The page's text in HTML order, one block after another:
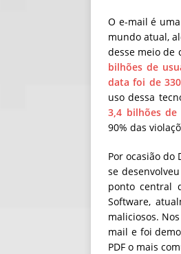
O e-mail é
mundo atual,
desse meio de
bilhões de
data foi de
uso dessa
3,4 bilhões
90% das
Por ocasião do
se
ponto central
Software,
maliciosos.
mail e foi
PDF o mais